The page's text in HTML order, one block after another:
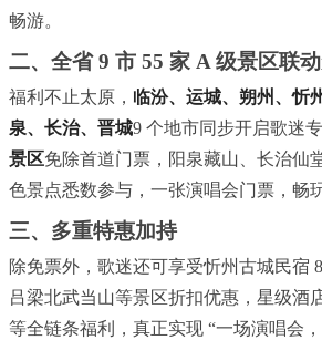
畅游。
二、全省 9 市 55 家 A 级景区联
福利不止太原， 临汾、运城、朔州、忻
泉、长治、晋城9 个地市同步开启歌迷
景区免除首道门票，阳泉藏山、长治仙
色景点悉数参与，一张演唱会门票，畅
三、多重特惠加持
除免票外，歌迷还可享受忻州古城民宿
吕梁北武当山等景区折扣优惠，星级酒
等全链条福利，真正实现 “一场演唱会，